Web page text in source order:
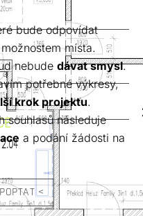
bude odpovídat
místa.
nebude dávat smysl.
potřebné výkresy,
krok projektu.
Po obdržení všech potřebných souhlasů následuje
<